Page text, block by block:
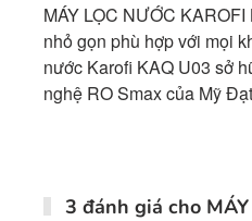
MÁY LỌC NƯỚC
nhỏ gọn phù hợp với mọi
nước Karofi KAQ U03 sở
nghệ RO Smax của Mỹ
3 đánh giá cho